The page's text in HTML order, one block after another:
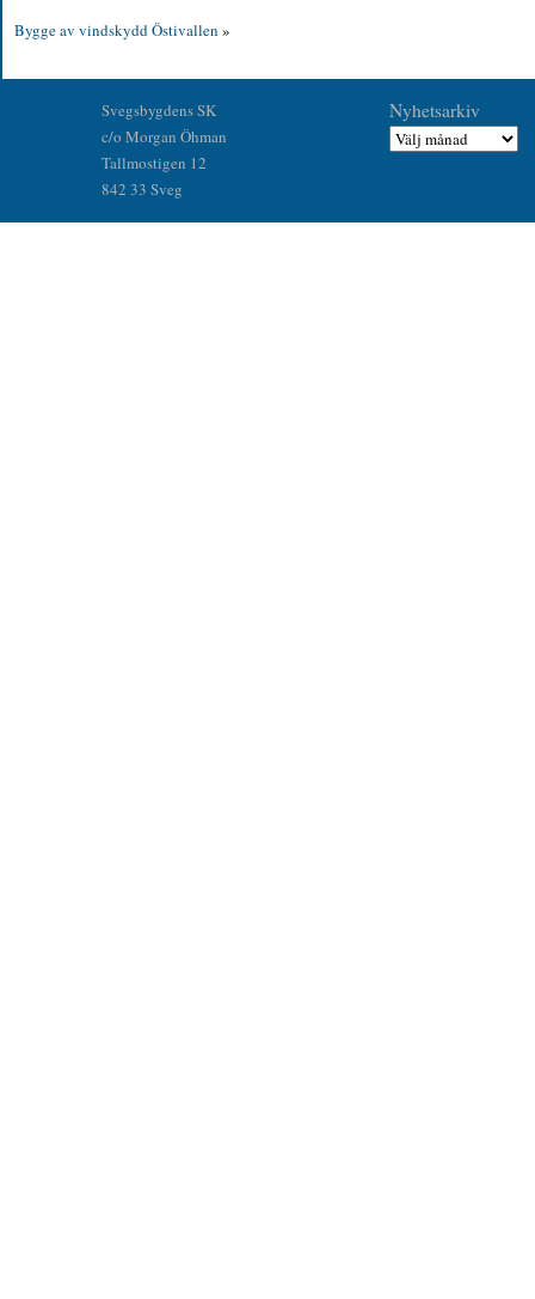
Bygge av vindskydd Östivallen »
Svegsbygdens SK
c/o Morgan Öhman
Tallmostigen 12
842 33 Sveg
Nyhetsarkiv